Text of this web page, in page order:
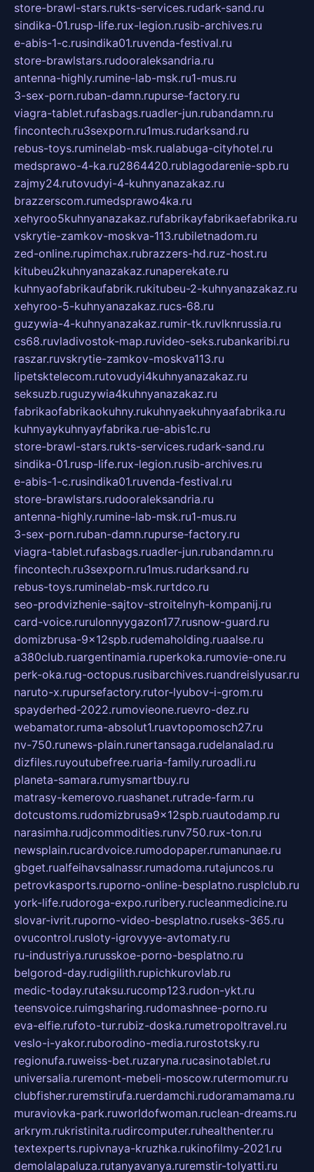
store-brawl-stars.rukts-services.rudark-sand.ru
sindika-01.rusp-life.rux-legion.rusib-archives.ru
e-abis-1-c.rusindika01.ruvenda-festival.ru
store-brawlstars.rudooraleksandria.ru
antenna-highly.rumine-lab-msk.ru1-mus.ru
3-sex-porn.ruban-damn.rupurse-factory.ru
viagra-tablet.rufasbags.ruadler-jun.rubandamn.ru
fincontech.ru3sexporn.ru1mus.rudarksand.ru
rebus-toys.ruminelab-msk.rualabuga-cityhotel.ru
medsprawo-4-ka.ru2864420.rublagodarenie-spb.ru
zajmy24.rutovudyi-4-kuhnyanazakaz.ru
brazzerscom.rumedsprawo4ka.ru
xehyroo5kuhnyanazakaz.rufabrikayfabrikaefabrika.ru
vskrytie-zamkov-moskva-113.rubiletnadom.ru
zed-online.rupimchax.rubrazzers-hd.ruz-host.ru
kitubeu2kuhnyanazakaz.runaperekate.ru
kuhnyaofabrikaufabrik.rukitubeu-2-kuhnyanazakaz.ru
xehyroo-5-kuhnyanazakaz.rucs-68.ru
guzywia-4-kuhnyanazakaz.rumir-tk.ruvlknrussia.ru
cs68.ruvladivostok-map.ruvideo-seks.rubankaribi.ru
raszar.ruvskrytie-zamkov-moskva113.ru
lipetsktelecom.rutovudyi4kuhnyanazakaz.ru
seksuzb.ruguzywia4kuhnyanazakaz.ru
fabrikaofabrikaokuhny.rukuhnyaekuhnyaafabrika.ru
kuhnyaykuhnyayfabrika.rue-abis1c.ru
store-brawl-stars.rukts-services.rudark-sand.ru
sindika-01.rusp-life.rux-legion.rusib-archives.ru
e-abis-1-c.rusindika01.ruvenda-festival.ru
store-brawlstars.rudooraleksandria.ru
antenna-highly.rumine-lab-msk.ru1-mus.ru
3-sex-porn.ruban-damn.rupurse-factory.ru
viagra-tablet.rufasbags.ruadler-jun.rubandamn.ru
fincontech.ru3sexporn.ru1mus.rudarksand.ru
rebus-toys.ruminelab-msk.rurtdco.ru
seo-prodvizhenie-sajtov-stroitelnyh-kompanij.ru
card-voice.rurulonnyygazon177.rusnow-guard.ru
domizbrusa-9x12spb.rudemaholding.ruaalse.ru
a380club.ruargentinamia.ruperkoka.rumovie-one.ru
perk-oka.rug-octopus.rusibarchives.ruandreislyusar.ru
naruto-x.rupursefactory.rutor-lyubov-i-grom.ru
spayderhed-2022.rumovieone.ruevro-dez.ru
webamator.ruma-absolut1.ruavtopomosch27.ru
nv-750.runews-plain.runertansaga.rudelanalad.ru
dizfiles.ruyoutubefree.ruaria-family.ruroadli.ru
planeta-samara.rumysmartbuy.ru
matrasy-kemerovo.ruashanet.rutrade-farm.ru
dotcustoms.rudomizbrusa9x12spb.ruautodamp.ru
narasimha.rudjcommodities.runv750.rux-ton.ru
newsplain.rucardvoice.rumodopaper.rumanunae.ru
gbget.rualfeihavsalnassr.rumadoma.rutajuncos.ru
petrovkasports.ruporno-online-besplatno.rusplclub.ru
york-life.rudoroga-expo.ruribery.rucleanmedicine.ru
slovar-ivrit.ruporno-video-besplatno.ruseks-365.ru
ovucontrol.rusloty-igrovyye-avtomaty.ru
ru-industriya.rurusskoe-porno-besplatno.ru
belgorod-day.rudigilith.rupichkurovlab.ru
medic-today.rutaksu.rucomp123.rudon-ykt.ru
teensvoice.ruimgsharing.rudomashnee-porno.ru
eva-elfie.rufoto-tur.rubiz-doska.rumetropoltravel.ru
veslo-i-yakor.ruborodino-media.rurostotsky.ru
regionufa.ruweiss-bet.ruzaryna.rucasinotablet.ru
universalia.ruremont-mebeli-moscow.rutermomur.ru
clubfisher.ruremstirufa.ruerdamchi.rudoramamama.ru
muraviovka-park.ruworldofwoman.ruclean-dreams.ru
arkrym.rukristinita.rudircomputer.ruhealthenter.ru
textexperts.rupivnaya-kruzhka.rukinofilmy-2021.ru
demolalapaluza.rutanyavanya.ruremstir-tolyatti.ru